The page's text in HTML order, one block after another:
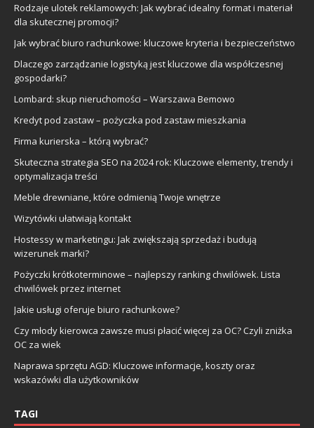
Rodzaje ulotek reklamowych: Jak wybrać idealny format i materiał
dla skutecznej promocji?
Jak wybrać biuro rachunkowe: kluczowe kryteria i bezpieczeństwo
Dlaczego zarządzanie logistyką jest kluczowe dla współczesnej
gospodarki?
Lombard: skup nieruchomości – Warszawa Bemowo
Kredyt pod zastaw – pożyczka pod zastaw mieszkania
Firma kurierska – którą wybrać?
Skuteczna strategia SEO na 2024 rok: Kluczowe elementy, trendy i
optymalizacja treści
Meble drewniane, które odmienią Twoje wnętrze
Wizytówki ułatwiają kontakt
Hostessy w marketingu: Jak zwiększają sprzedaż i budują
wizerunek marki?
Pożyczki krótkoterminowe – najlepszy ranking chwilówek. Lista
chwilówek przez internet
Jakie usługi oferuje biuro rachunkowe?
Czy młody kierowca zawsze musi płacić więcej za OC? Czyli zniżka
OC za wiek
Naprawa sprzętu AGD: Kluczowe informacje, koszty oraz
wskazówki dla użytkowników
TAGI